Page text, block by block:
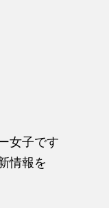
女子です
情報を